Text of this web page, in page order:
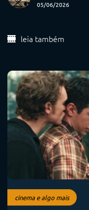
05/06/2026
leia também
cinema e algo mais